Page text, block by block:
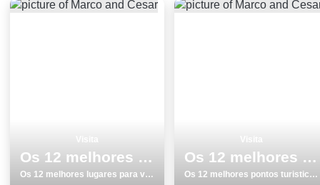
Os 12 melhores lugares para visitar em Cascais
Os 12 melhores lugares para visitar em Cascais
Os 12 melhores pontos turisticos e passeios em Peniche
Os 12 melhores pontos turisticos e passeios em Peniche